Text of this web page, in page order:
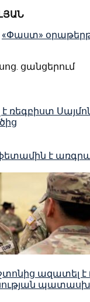
«Փաստ»
ցանցերում
ռեգբիստ
է
ազատել է